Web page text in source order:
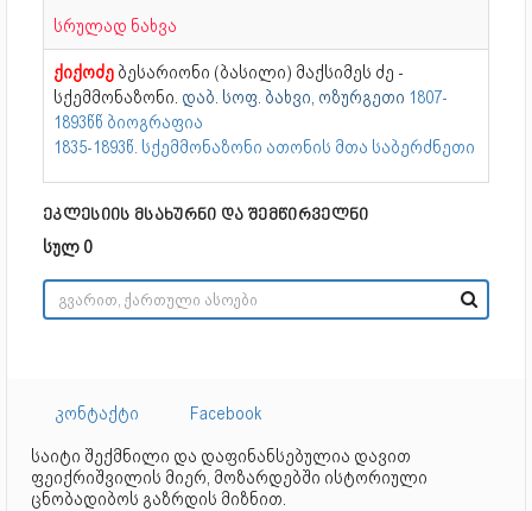
სრულად ნახვა
ქიქოძე ბესარიონი (ბასილი) მაქსიმეს ძე -
სქემმონაზონი. დაბ. სოფ. ბახვი, ოზურგეთი 1807-
1893წწ ბიოგრაფია
1835-1893წ. სქემმონაზონი ათონის მთა საბერძნეთი
ეკლესიის მსახურნი და შემწირველნი
სულ 0
კონტაქტი
Facebook
საიტი შექმნილი და დაფინანსებულია დავით
ფეიქრიშვილის მიერ, მოზარდებში ისტორიული
ცნობადიბოს გაზრდის მიზნით.